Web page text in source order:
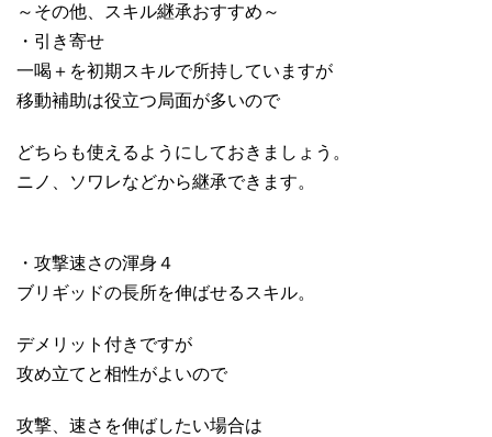
～その他、スキル継承おすすめ～
・引き寄せ
一喝＋を初期スキルで所持していますが
移動補助は役立つ局面が多いので
どちらも使えるようにしておきましょう。
ニノ、ソワレなどから継承できます。
・攻撃速さの渾身４
ブリギッドの長所を伸ばせるスキル。
デメリット付きですが
攻め立てと相性がよいので
攻撃、速さを伸ばしたい場合は